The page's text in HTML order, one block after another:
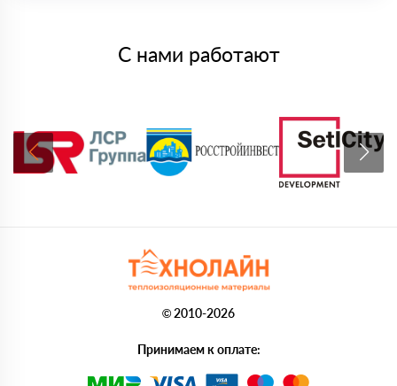
С нами работают
© 2010-2026
Принимаем к оплате: